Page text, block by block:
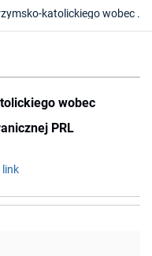
Stanowisko Kościoła rzymsko-katolickiego wobec głównych kierunków polityki zagranicznej PRL
wobec
PRL
link